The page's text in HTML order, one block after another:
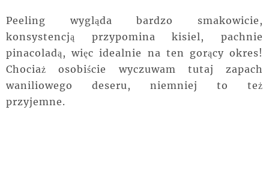
Peeling wygląda bardzo smakowicie,
konsystencją przypomina kisiel, pachnie
pinacoladą, więc idealnie na ten gorący okres!
Chociaż osobiście wyczuwam tutaj zapach
waniliowego deseru, niemniej to też
przyjemne.